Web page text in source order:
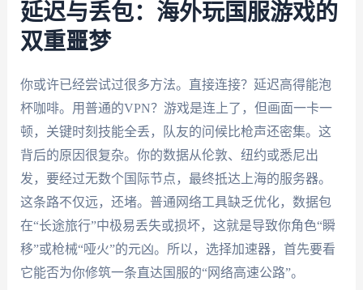
延迟与丢包：海外玩国服游戏的
双重噩梦
你或许已经尝试过很多方法。直接连接？延迟高得能泡
杯咖啡。用普通的VPN？游戏是连上了，但画面一卡一
顿，关键时刻技能全丢，队友的问候比枪声还密集。这
背后的原因很复杂。你的数据从伦敦、纽约或悉尼出
发，要经过无数个国际节点，最终抵达上海的服务器。
这条路不仅远，还堵。普通网络工具缺乏优化，数据包
在“长途旅行”中极易丢失或损坏，这就是导致你角色“瞬
移”或枪械“哑火”的元凶。所以，选择加速器，首先要看
它能否为你修筑一条直达国服的“网络高速公路”。